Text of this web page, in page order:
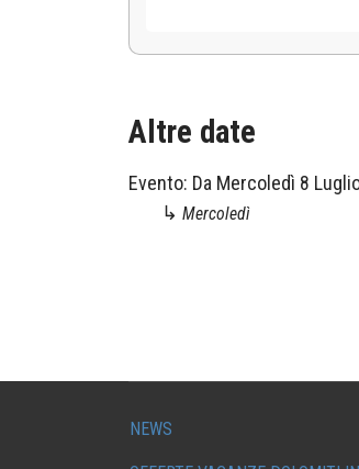
Altre date
Evento: Da Mercoledì 8
↳ Mercoledì
NEWS